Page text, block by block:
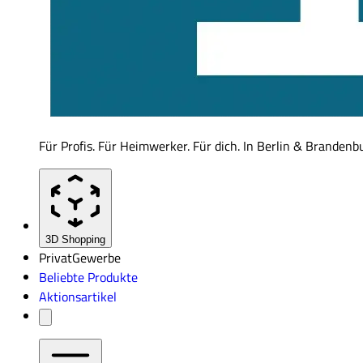
Für Profis. Für Heimwerker. Für dich. In Berlin &
3D Shopping
PrivatGewerbe
Beliebte Produkte
Aktionsartikel